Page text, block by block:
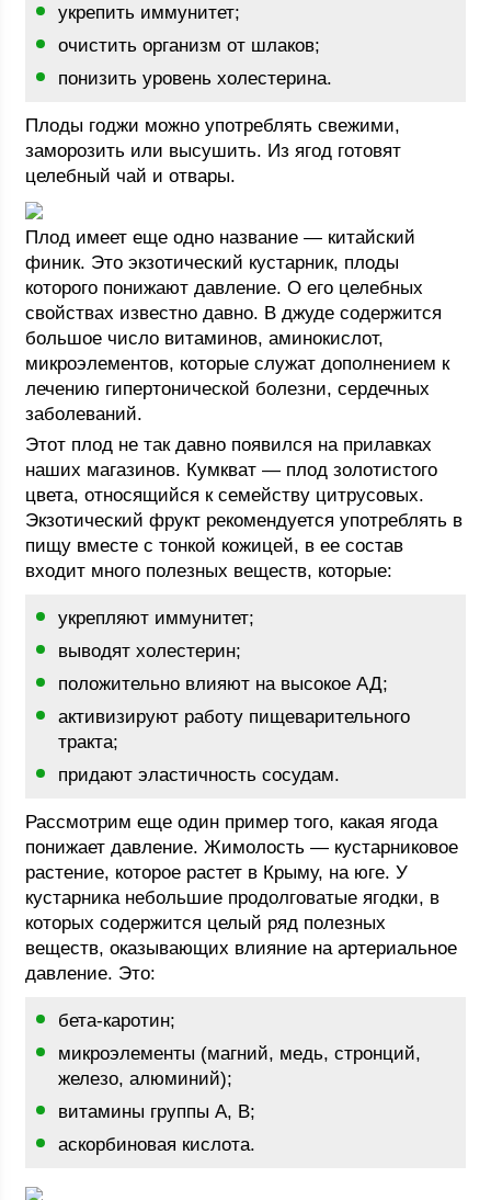
укрепить иммунитет;
очистить организм от шлаков;
понизить уровень холестерина.
Плоды годжи можно употреблять свежими,
заморозить или высушить. Из ягод готовят
целебный чай и отвары.
Плод имеет еще одно название — китайский
финик. Это экзотический кустарник, плоды
которого понижают давление. О его целебных
свойствах известно давно. В джуде содержится
большое число витаминов, аминокислот,
микроэлементов, которые служат дополнением к
лечению гипертонической болезни, сердечных
заболеваний.
Этот плод не так давно появился на прилавках
наших магазинов. Кумкват — плод золотистого
цвета, относящийся к семейству цитрусовых.
Экзотический фрукт рекомендуется употреблять в
пищу вместе с тонкой кожицей, в ее состав
входит много полезных веществ, которые:
укрепляют иммунитет;
выводят холестерин;
положительно влияют на высокое АД;
активизируют работу пищеварительного
тракта;
придают эластичность сосудам.
Рассмотрим еще один пример того, какая ягода
понижает давление. Жимолость — кустарниковое
растение, которое растет в Крыму, на юге. У
кустарника небольшие продолговатые ягодки, в
которых содержится целый ряд полезных
веществ, оказывающих влияние на артериальное
давление. Это:
бета-каротин;
микроэлементы (магний, медь, стронций,
железо, алюминий);
витамины группы А, В;
аскорбиновая кислота.